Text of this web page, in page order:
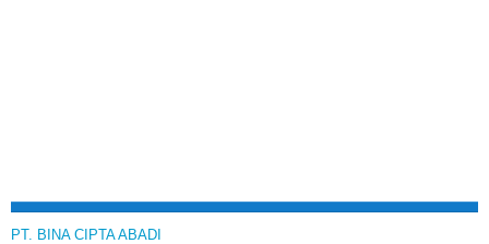
PT. BINA CIPTA ABADI